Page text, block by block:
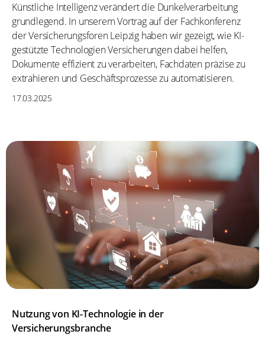
Künstliche Intelligenz verändert die Dunkelverarbeitung
grundlegend. In unserem Vortrag auf der Fachkonferenz
der Versicherungsforen Leipzig haben wir gezeigt, wie KI-
gestützte Technologien Versicherungen dabei helfen,
Dokumente effizient zu verarbeiten, Fachdaten präzise zu
extrahieren und Geschäftsprozesse zu automatisieren.
17.03.2025
Nutzung von KI-Technologie in der
Versicherungsbranche